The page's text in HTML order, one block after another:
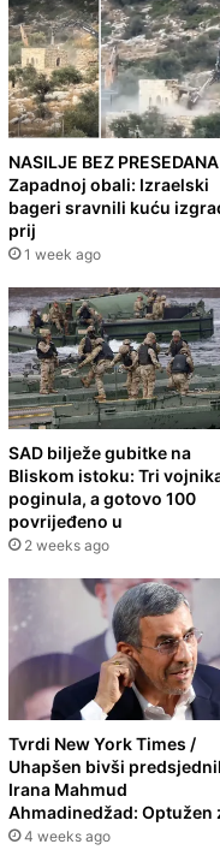
NASILJE BEZ
Zapadnoj obali: Izraelski
bageri sravnili kuću
prij
1 week ago
SAD bilježe gubitke na
Bliskom istoku: Tri
poginula, a gotovo 100
povrijeđeno u
2 weeks ago
Tvrdi New York Times /
Uhapšen bivši
Irana Mahmud
Ahmadinedžad: Optužen
4 weeks ago